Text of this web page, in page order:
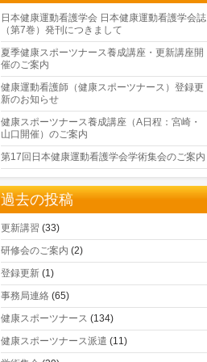
日本健康運動看護学会 日本健康運動看護学会誌
（第7巻）発刊につきまして
夏季健康スポーツナース養成講座・更新講座開
催のご案内
健康運動看護師（健康スポーツナース）登録更
新のお知らせ
健康スポーツナース養成講座（A日程：宮崎・
山口開催）のご案内
第17回日本健康運動看護学会学術集会のご案内
過去の投稿
更新講習 (33)
研修会のご案内 (2)
登録更新 (1)
事務局連絡 (65)
健康スポーツナース (134)
健康スポーツナース派遣 (11)